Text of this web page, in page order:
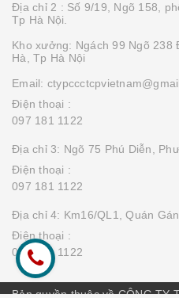
Địa chỉ 2 : Số 9/19, Ngõ 158,
Tp Hà Nội.
Kho xưởng: Ngách 99 Ngõ
Hà, Tp Hà Nội
Email:
Điện thoại :
097 181 1122
Địa chỉ 3: Ngõ 75 Phú Diễn,
Điện thoại :
097 181 1122
Địa chỉ 4: Km16/QL1, Quán
Điện thoại :
097 181 1122
Bản quyền thuộc về CÔNG TY